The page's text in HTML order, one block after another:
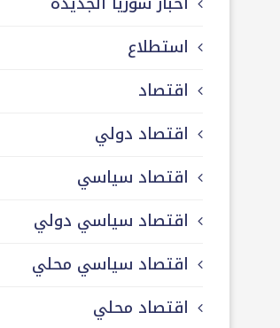
استطلاع
اقتصاد
اقتصاد دولي
اقتصاد سياسي
اقتصاد سياسي دولي
اقتصاد سياسي محلي
اقتصاد محلي